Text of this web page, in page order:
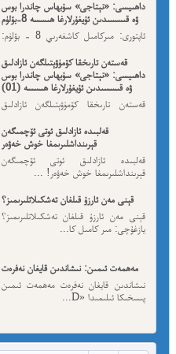
داھىيسى: «نېتاجى» سۇبھاس چاندرا بوس
ۋە قىسسىدىن ئۇيغۇرلارغا ھىسسە 8-بۆلۈم
ئاپتورى: مىركامىل كاشغەرىي 8 - بۆلۈم:
قەستەن تارىخقا كۆمۈۋېتىلگەن ئازادلىق
داھىيسى: «نېتاجى» سۇبھاس چاندرا بوس
ۋە قىسسىدىن ئۇيغۇرلارغا ھىسسە (01)
قەستەن تارىخقا كۆمۈۋېتىلگەن ئازادلىق
قەلبىدە ئازادلىق ئوتى ئۆچمىگەن
قېرىنداشلىرىمغا خوش خەۋەر
قەلبىدە ئازادلىق ئوتى ئۆچمىگەن
قېرىنداشلىرىمغا خوش خەۋەر! ...
قېنى مەن ئارزۇ قىلغان تەشكىلاتلىرىمىز؟
قېنى مەن ئارزۇ قىلغان تەشكىلاتلىرىمىز؟
يازغۇچى: مىر كامىل كا...
مەھمەت ئىمىن: نىشاندىن قايغان نەفرەت
نىشاندىن قايغان نەفرەت مەھمەت ئىمىن
پىسخىكا ئىلىمىدا «D...
مەمەت ئىمىن : ئادالەتسىزلىك ئازابى
كىشىلەرنى ئادالەتلىك قىلامدۇ؟